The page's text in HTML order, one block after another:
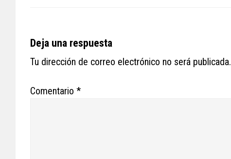
Reader
Interactions
Deja una respuesta
Tu dirección de correo electrónico no será publicada.
Comentario *